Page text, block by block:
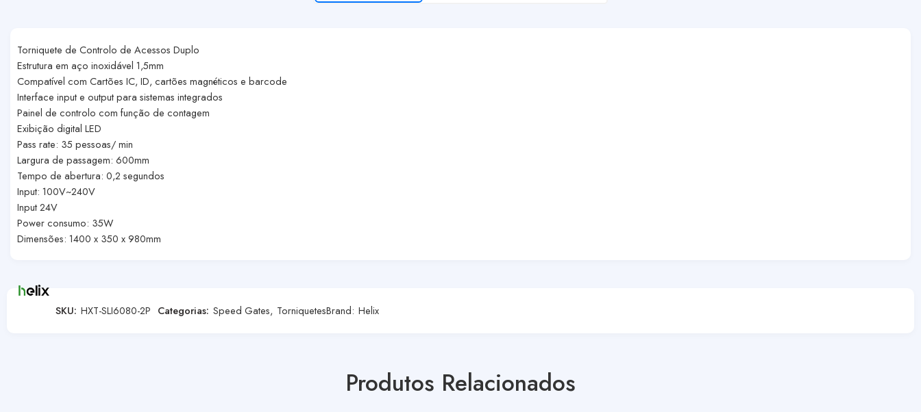
Torniquete de Controlo de Acessos Duplo
Estrutura em aço inoxidável 1,5mm
Compatível com Cartões IC, ID, cartões magnéticos e barcode
Interface input e output para sistemas integrados
Painel de controlo com função de contagem
Exibição digital LED
Pass rate: 35 pessoas/ min
Largura de passagem: 600mm
Tempo de abertura: 0,2 segundos
Input: 100V~240V
Input 24V
Power consumo: 35W
Dimensões: 1400 x 350 x 980mm
SKU: HXT-SLI6080-2P Categorias: Speed Gates, TorniquetesBrand: Helix
Produtos Relacionados